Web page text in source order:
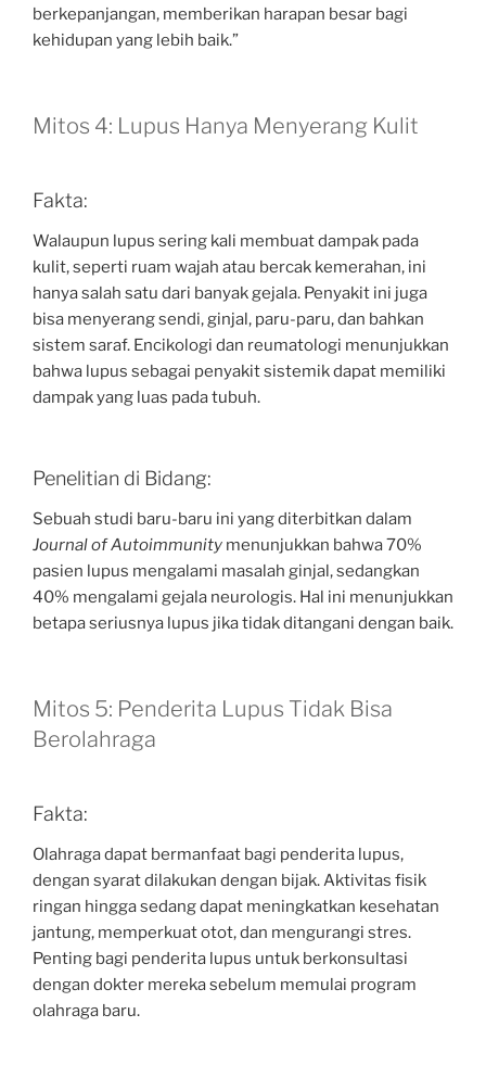
berkepanjangan, memberikan harapan besar bagi
kehidupan yang lebih baik.”
Mitos 4: Lupus Hanya Menyerang Kulit
Fakta:
Walaupun lupus sering kali membuat dampak pada
kulit, seperti ruam wajah atau bercak kemerahan, ini
hanya salah satu dari banyak gejala. Penyakit ini juga
bisa menyerang sendi, ginjal, paru-paru, dan bahkan
sistem saraf. Encikologi dan reumatologi menunjukkan
bahwa lupus sebagai penyakit sistemik dapat memiliki
dampak yang luas pada tubuh.
Penelitian di Bidang:
Sebuah studi baru-baru ini yang diterbitkan dalam
Journal of Autoimmunity menunjukkan bahwa 70%
pasien lupus mengalami masalah ginjal, sedangkan
40% mengalami gejala neurologis. Hal ini menunjukkan
betapa seriusnya lupus jika tidak ditangani dengan baik.
Mitos 5: Penderita Lupus Tidak Bisa
Berolahraga
Fakta:
Olahraga dapat bermanfaat bagi penderita lupus,
dengan syarat dilakukan dengan bijak. Aktivitas fisik
ringan hingga sedang dapat meningkatkan kesehatan
jantung, memperkuat otot, dan mengurangi stres.
Penting bagi penderita lupus untuk berkonsultasi
dengan dokter mereka sebelum memulai program
olahraga baru.